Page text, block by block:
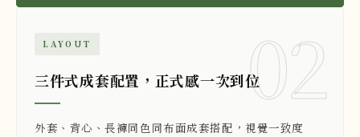
02
LAYOUT
三件式成套配置，正式感一次到位
外套、背心、長褲同色同布面成套搭配，視覺一致度